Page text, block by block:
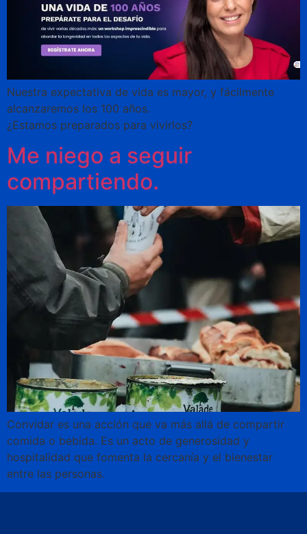
Nuestra expectativa de vida es mayor, y fácilmente
alcanzaremos los 100 años.
¿Estamos preparados para vivirlos?
Me niego a seguir
compartiendo.
Convidar es una acción que va más allá de compartir
comida o bebida. Es un acto de generosidad y
hospitalidad que fomenta la cercanía y el bienestar
entre las personas.